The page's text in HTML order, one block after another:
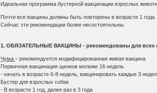
Идеальная программа бустерной вакцинации взрослых
Почти все вакцины должны быть повторены в возрасте 1
Сейчас эти рекомендации более несостоятельны.
1. ОБЯЗАТЕЛЬНЫЕ ВАКЦИНЫ - рекомендованы для всех
Чума– рекомендуется модифицированная живая вакцина
Первичная вакцинация щенков моложе 16 недель
- начать в возрасте 6-8 недель, вакцинировать каждые 3
Бустер для взрослых собак
- В возрасте 1 год, далее раз в 3 года